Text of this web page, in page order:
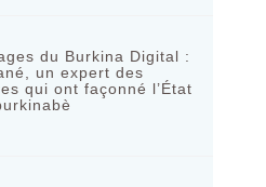
du Burkina Digital :
un expert des
qui ont façonné l’État